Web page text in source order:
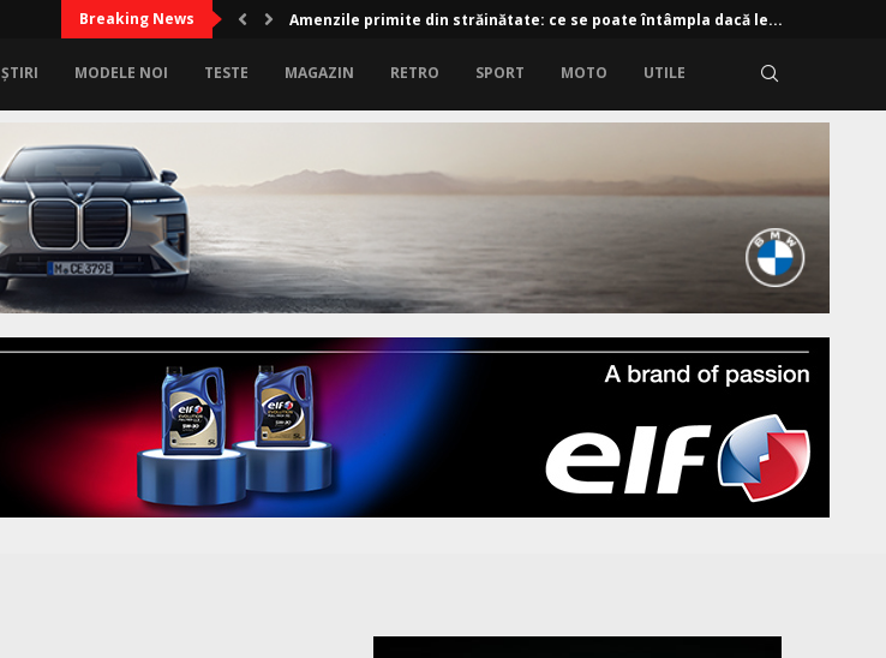
Breaking News Amenzile primite din străinătate: ce se poate întâmpla dacă le...
ȘTIRI MODELE NOI TESTE MAGAZIN RETRO SPORT MOTO UTILE